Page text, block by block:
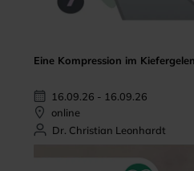
Eine Kompression im
16.09.26 - 16.09.26
online
Dr. Christian Leonhardt